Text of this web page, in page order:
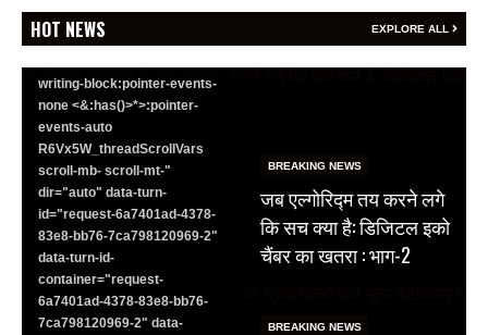
HOT NEWS EXPLORE ALL
text-primary w-full
writing-block:pointer-events-
none <&:has()>*>:pointer-
events-auto
R6Vx5W_threadScrollVars
scroll-mb- scroll-mt-"
dir="auto" data-turn-
id="request-6a7401ad-4378-
83e8-bb76-7ca798120969-2"
data-turn-id-
container="request-
6a7401ad-4378-83e8-bb76-
7ca798120969-2" data-
BREAKING NEWS
जब एल्गोरिद्म तय करने लगे
कि सच क्या है: डिजिटल इको
चैंबर का खतरा : भाग-2
BREAKING NEWS